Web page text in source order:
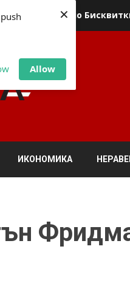
Allow
×
относно
ИКОНОМИКА